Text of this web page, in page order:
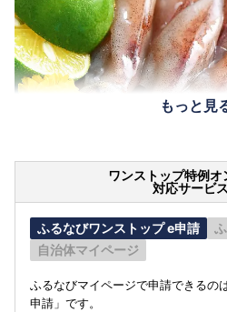
もっと見
ワンストップ特例オ
対応サービ
ふるなびワンストップ e申請
自治体マイページ
ふるなびマイページで申請できるの
申請」です。